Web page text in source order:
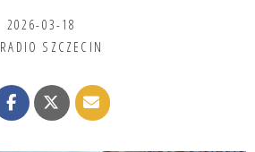
2026-03-18
RADIO SZCZECIN